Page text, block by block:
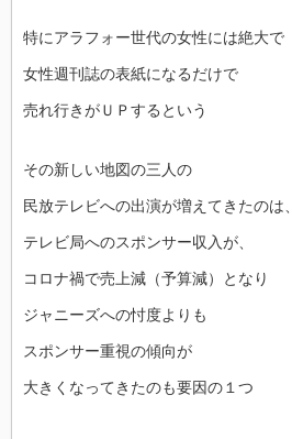
特にアラフォー世代の女性には絶大で
女性週刊誌の表紙になるだけで
売れ行きがＵＰするという
その新しい地図の三人の
民放テレビへの出演が増えてきたのは、
テレビ局へのスポンサー収入が、
コロナ禍で売上減（予算減）となり
ジャニーズへの忖度よりも
スポンサー重視の傾向が
大きくなってきたのも要因の１つ